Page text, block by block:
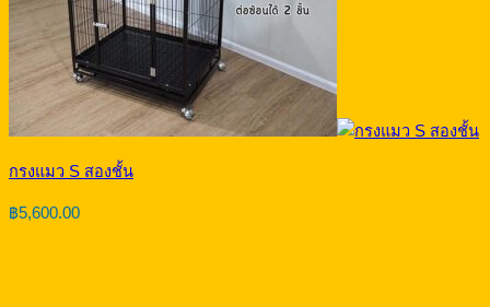
กรงแมว S สองชั้น
฿5,600.00